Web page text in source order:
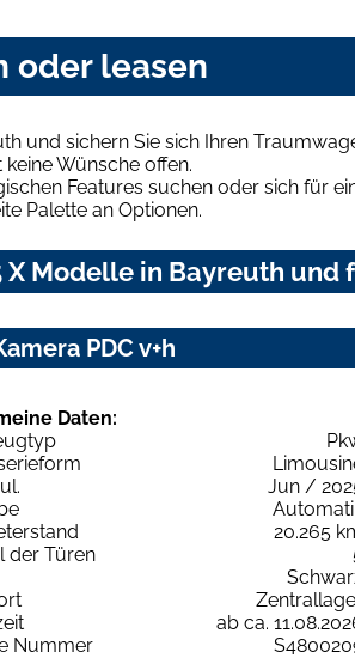
oder leasen
und sichern Sie sich Ihren
Wünsche offen.
Features suchen oder sich für
Palette an Optionen.
Modelle in Bayreuth und
PDC v+h
Daten:
Jun /
20.265
der Türen
ab ca.
Nummer